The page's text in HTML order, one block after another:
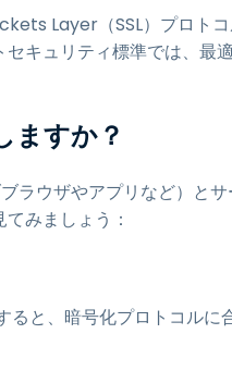
Layer（SSL）プロト
キュリティ標準では、最
ますか？
ラウザやアプリなど）と
みましょう：
ると、暗号化プロトコル